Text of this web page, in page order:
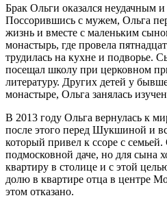
Брак Ольги оказался неудачным и
Поссорившись с мужем, Ольга
жизнь и вместе с маленьким
монастырь, где провела
трудилась на кухне и подворье.
посещал школу при церковном
литературу. Других детей у
монастыре, Ольга занялась
В 2013 году Ольга вернулась к
после этого перед Шукшиной и
который привел к ссоре с
подмосковной даче, но для сына
квартиру в столице и с этой
долю в квартире отца в центре
этом отказано.